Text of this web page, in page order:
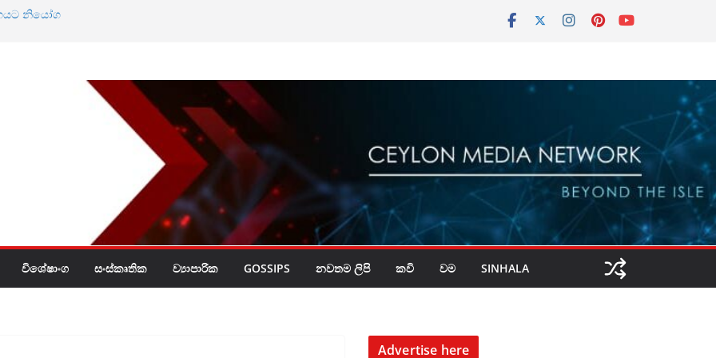
නියෝග
විශේෂාංග සංස්කෘතික ව්‍යාපාරික GOSSIPS නවතම ලිපි කවි වම SINHALA
Advertise here